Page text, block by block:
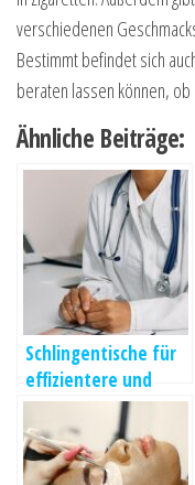
verschiedenen
Bestimmt befindet sich
beraten lassen können,
Ähnliche Beiträge:
Schlingentische für
effizientere und
schmerzfreie
Therapien